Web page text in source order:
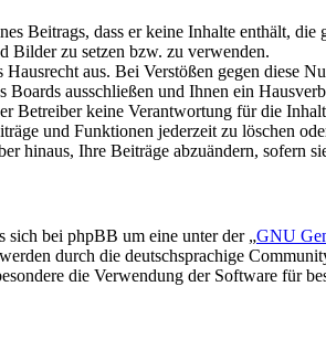
Beitrags, dass er keine Inhalte enthält,
Bilder zu setzen bzw. zu verwenden.
Hausrecht aus. Bei Verstößen gegen diese
Boards ausschließen und Ihnen ein
Betreiber keine Verantwortung für die
und Funktionen jederzeit zu löschen
hinaus, Ihre Beiträge abzuändern, sofern
sich bei phpBB um eine unter der „GNU
durch die deutschsprachige
die Verwendung der Software für